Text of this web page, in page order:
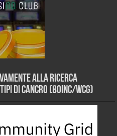
alla ricerca
di Cancro (BOINC/WCG)